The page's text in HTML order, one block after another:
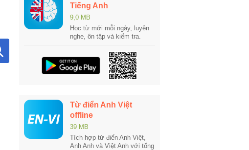
Tiếng Anh
9,0 MB
Học từ mới mỗi ngày, luyện
nghe, ôn tập và kiểm tra.
Từ điển Anh Việt
offline
39 MB
Tích hợp từ điển Anh Việt,
Anh Anh và Việt Anh với tổng